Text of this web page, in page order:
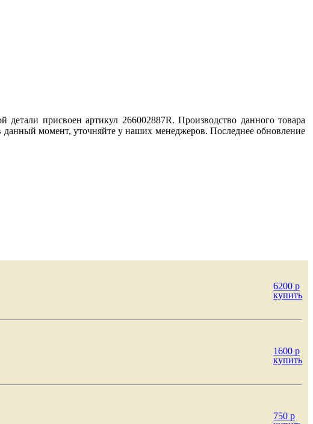
детали присвоен артикул 266002887R. Производство данного товара
данный момент, уточняйте у наших менеджеров. Последнее обновление
6200 p
купить
1600 p
купить
750 p